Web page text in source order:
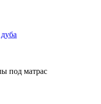
под матрас